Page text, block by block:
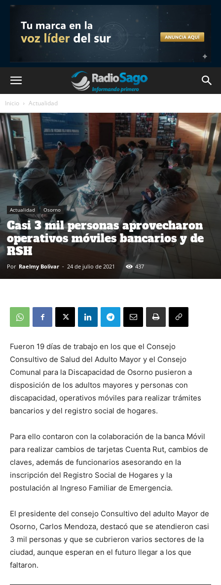
Inicio Actualidad
Actualidad Osorno
Casi 3 mil personas aprovecharon
operativos móviles bancarios y de
RSH
Por Raelmy Bolivar - 24 de julio de 2021 437
Fueron 19 días de trabajo en los que el Consejo
Consultivo de Salud del Adulto Mayor y el Consejo
Comunal para la Discapacidad de Osorno pusieron a
disposición de los adultos mayores y personas con
discapacidad, operativos móviles para realizar trámites
bancarios y del registro social de hogares.
Para ello contaron con la colaboración de la banca Móvil
para realizar cambios de tarjetas Cuenta Rut, cambios de
claves, además de funcionarios asesorando en la
inscripción del Registro Social de Hogares y la
postulación al Ingreso Familiar de Emergencia.
El presidente del consejo Consultivo del adulto Mayor de
Osorno, Carlos Mendoza, destacó que se atendieron casi
3 mil personas y que se cubrieron varios sectores de la
ciudad, aunque esperan en el futuro llegar a los que
faltaron.